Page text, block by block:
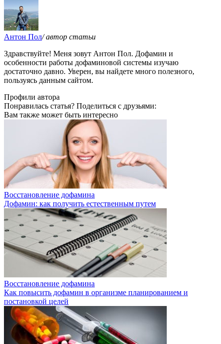
Антон Пол/ автор статьи
Здравствуйте! Меня зовут Антон Пол. Дофамин и
особенности работы дофаминовой системы изучаю
достаточно давно. Уверен, вы найдете много полезного,
пользуясь данным сайтом.
Профили автора
Понравилась статья? Поделиться с друзьями:
Вам также может быть интересно
Восстановление дофамина
Дофамин: как получить естественным путем
Восстановление дофамина
Как повысить дофамин в организме планированием и
постановкой целей